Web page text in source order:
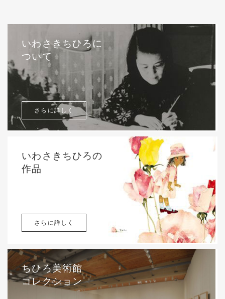
いわさきちひろに
ついて
さらに詳しく
いわさきちひろの
作品
さらに詳しく
ちひろ美術館
コレクション